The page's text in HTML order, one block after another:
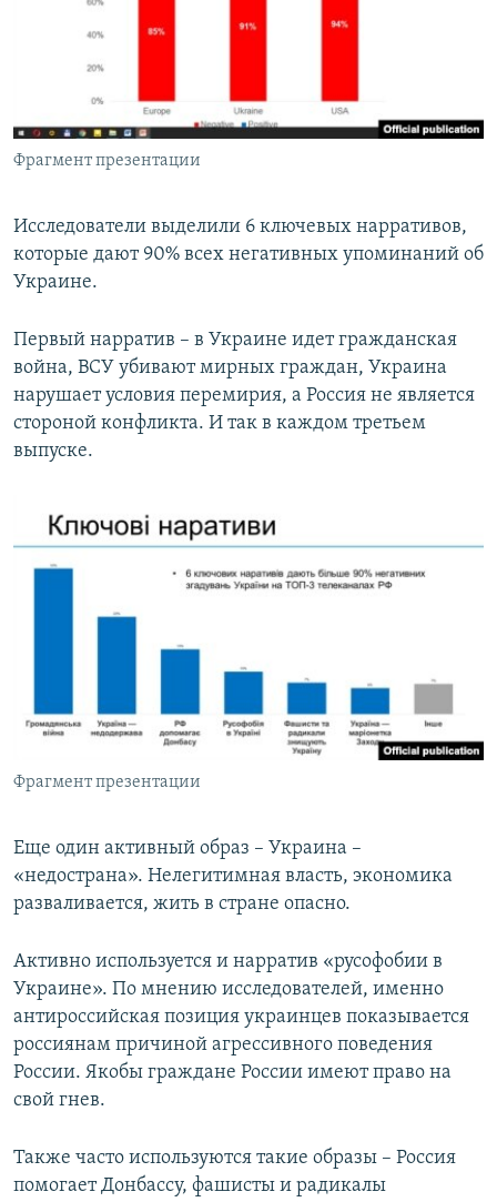
Фрагмент презентации
Исследователи выделили 6 ключевых нарративов,
которые дают 90% всех негативных упоминаний об
Украине.
Первый нарратив – в Украине идет гражданская
война, ВСУ убивают мирных граждан, Украина
нарушает условия перемирия, а Россия не является
стороной конфликта. И так в каждом третьем
выпуске.
Фрагмент презентации
Еще один активный образ – Украина –
«недострана». Нелегитимная власть, экономика
разваливается, жить в стране опасно.
Активно используется и нарратив «русофобии в
Украине». По мнению исследователей, именно
антироссийская позиция украинцев показывается
россиянам причиной агрессивного поведения
России. Якобы граждане России имеют право на
свой гнев.
Также часто используются такие образы – Россия
помогает Донбассу, фашисты и радикалы